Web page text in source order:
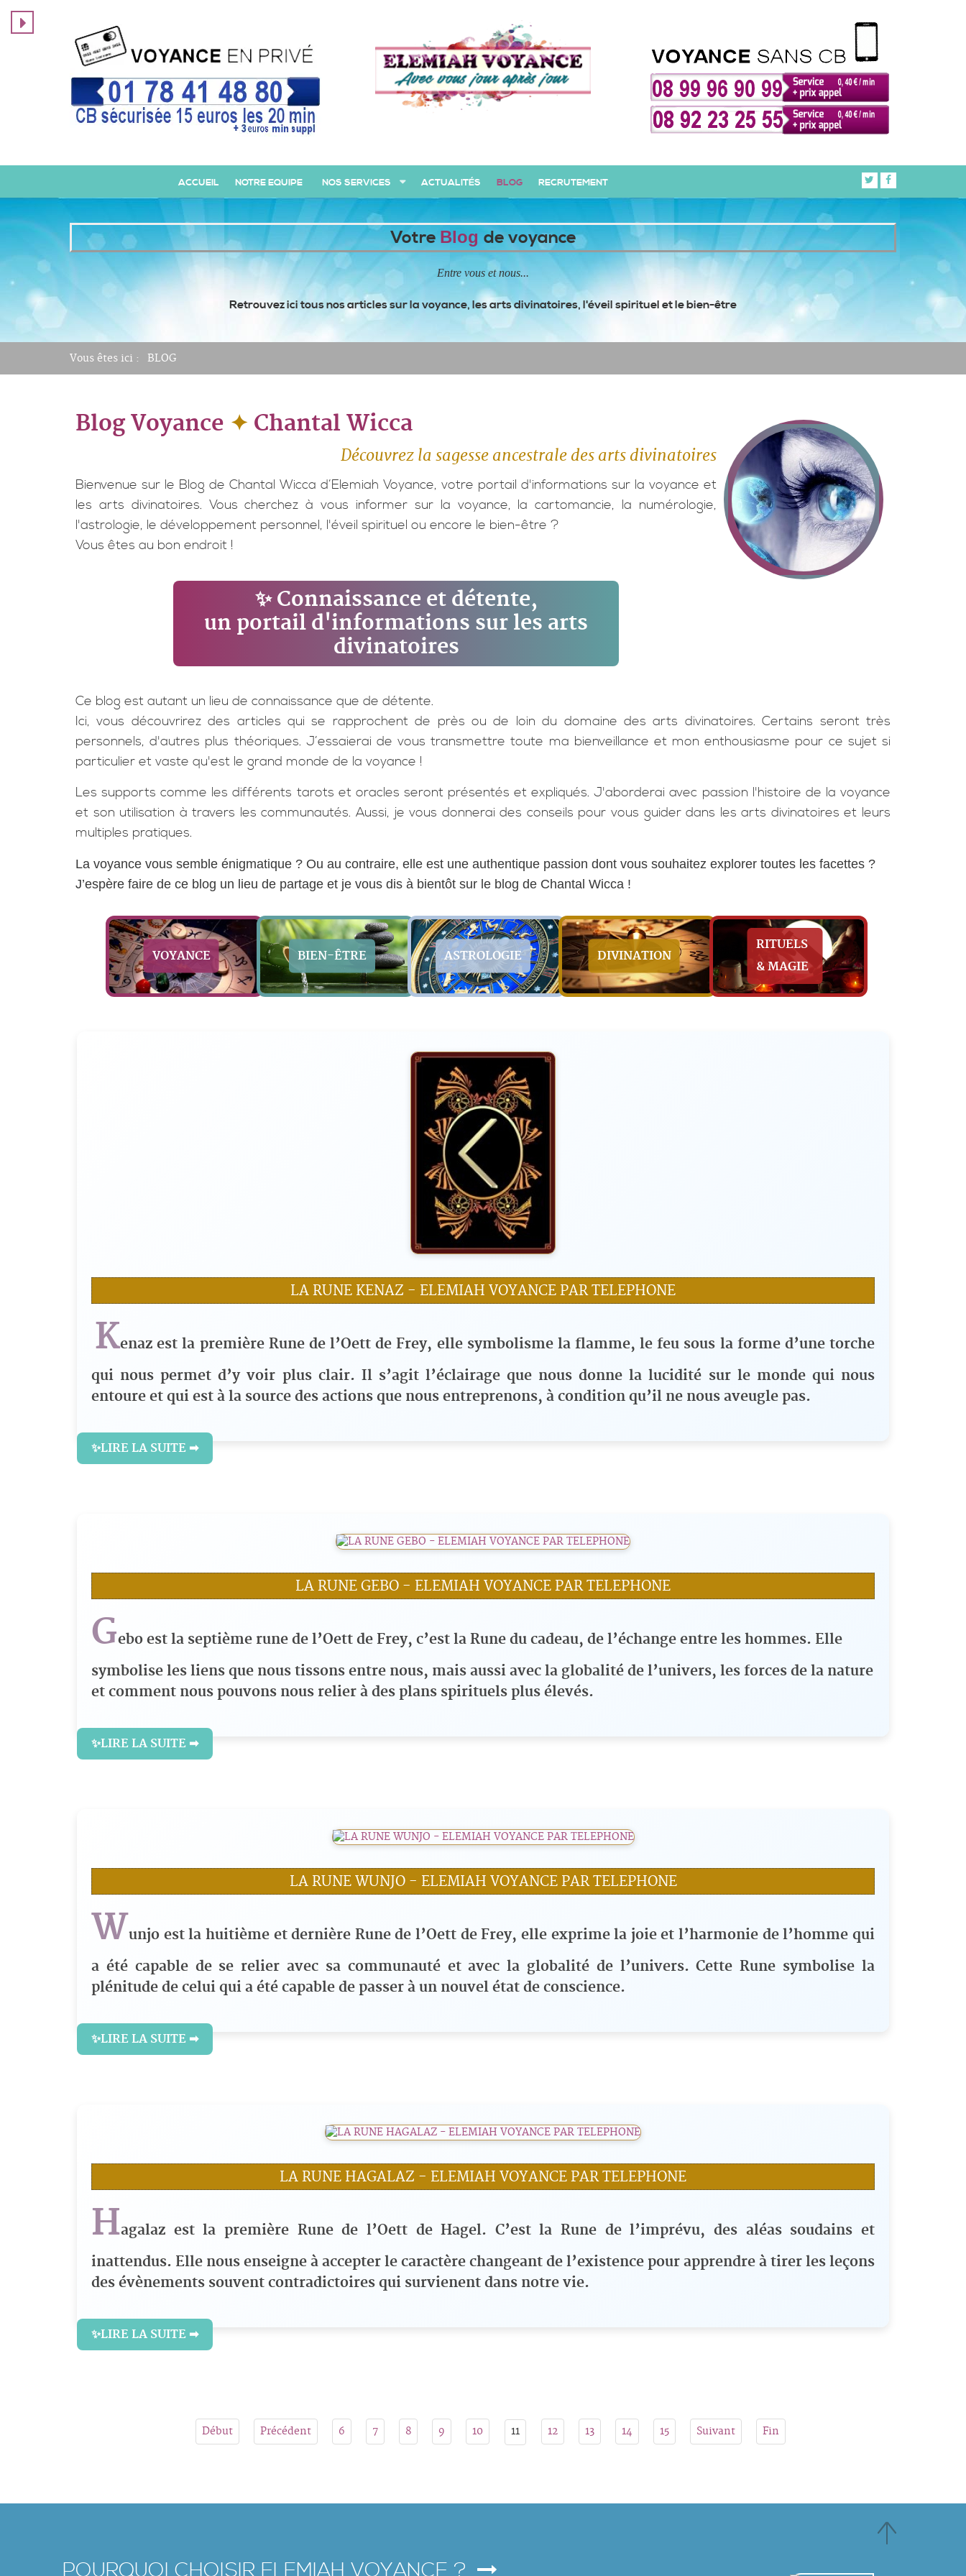
ACCUEIL NOTRE EQUIPE NOS SERVICES ACTUALITÉS BLOG RECRUTEMENT
VotreBlog de voyance
Entre vous et nous...
Retrouvez ici tous nos articles sur la voyance, les arts divinatoires, l'éveil spirituel et le bien-être
Vous êtes ici : BLOG
Blog Voyance ✦ Chantal Wicca
Découvrez la sagesse ancestrale des arts divinatoires
Bienvenue sur le Blog de Chantal Wicca d’Elemiah Voyance, votre portail d'informations sur la voyance et
les arts divinatoires. Vous cherchez à vous informer sur la voyance, la cartomancie, la numérologie,
l'astrologie, le développement personnel, l'éveil spirituel ou encore le bien-être ?
Vous êtes au bon endroit !
✨ Connaissance et détente,
un portail d'informations sur les arts
divinatoires
Ce blog est autant un lieu de connaissance que de détente.
Ici, vous découvrirez des articles qui se rapprochent de près ou de loin du domaine des arts divinatoires. Certains seront très
personnels, d'autres plus théoriques. J’essaierai de vous transmettre toute ma bienveillance et mon enthousiasme pour ce sujet si
particulier et vaste qu'est le grand monde de la voyance !
Les supports comme les différents tarots et oracles seront présentés et expliqués. J'aborderai avec passion l'histoire de la voyance
et son utilisation à travers les communautés. Aussi, je vous donnerai des conseils pour vous guider dans les arts divinatoires et leurs
multiples pratiques.
La voyance vous semble énigmatique ? Ou au contraire, elle est une authentique passion dont vous souhaitez explorer toutes les facettes ?
J’espère faire de ce blog un lieu de partage et je vous dis à bientôt sur le blog de Chantal Wicca !
VOYANCE BIEN-ÊTRE ASTROLOGIE DIVINATION
RITUELS
& MAGIE
LA RUNE KENAZ - ELEMIAH VOYANCE PAR TELEPHONE
Kenaz est la première Rune de l’Oett de Frey, elle symbolisme la flamme, le feu sous la forme d’une torche
qui nous permet d’y voir plus clair. Il s’agit l’éclairage que nous donne la lucidité sur le monde qui nous
entoure et qui est à la source des actions que nous entreprenons, à condition qu’il ne nous aveugle pas.
✨LIRE LA SUITE ➡
LA RUNE GEBO - ELEMIAH VOYANCE PAR TELEPHONE
Gebo est la septième rune de l’Oett de Frey, c’est la Rune du cadeau, de l’échange entre les hommes. Elle
symbolise les liens que nous tissons entre nous, mais aussi avec la globalité de l’univers, les forces de la nature
et comment nous pouvons nous relier à des plans spirituels plus élevés.
✨LIRE LA SUITE ➡
LA RUNE WUNJO - ELEMIAH VOYANCE PAR TELEPHONE
Wunjo est la huitième et dernière Rune de l’Oett de Frey, elle exprime la joie et l’harmonie de l’homme qui
a été capable de se relier avec sa communauté et avec la globalité de l’univers. Cette Rune symbolise la
plénitude de celui qui a été capable de passer à un nouvel état de conscience.
✨LIRE LA SUITE ➡
LA RUNE HAGALAZ - ELEMIAH VOYANCE PAR TELEPHONE
Hagalaz est la première Rune de l’Oett de Hagel. C’est la Rune de l’imprévu, des aléas soudains et
inattendus. Elle nous enseigne à accepter le caractère changeant de l’existence pour apprendre à tirer les leçons
des évènements souvent contradictoires qui survienent dans notre vie.
✨LIRE LA SUITE ➡
Début Précédent 6 7 8 9 10 11 12 13 14 15 Suivant Fin
POURQUOI CHOISIR ELEMIAH VOYANCE ?